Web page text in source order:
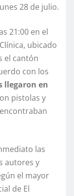
28 de julio.
21:00 en el
ubicado
el cantón
con los
llegaron en
pistolas y
las
autores y
el mayor
de El